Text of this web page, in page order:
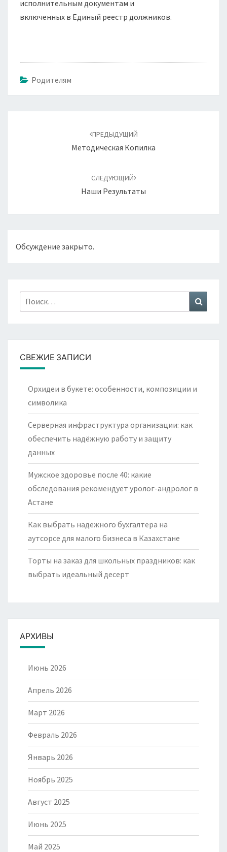
исполнительным документам и
включенных в Единый реестр должников.
Родителям
ПРЕДЫДУЩИЙ
Методическая Копилка
СЛЕДУЮЩИЙ
Наши Результаты
Обсуждение закрыто.
Найти:
СВЕЖИЕ ЗАПИСИ
Орхидеи в букете: особенности, композиции и
символика
Серверная инфраструктура организации: как
обеспечить надёжную работу и защиту
данных
Мужское здоровье после 40: какие
обследования рекомендует уролог-андролог в
Астане
Как выбрать надежного бухгалтера на
аутсорсе для малого бизнеса в Казахстане
Торты на заказ для школьных праздников: как
выбрать идеальный десерт
АРХИВЫ
Июнь 2026
Апрель 2026
Март 2026
Февраль 2026
Январь 2026
Ноябрь 2025
Август 2025
Июнь 2025
Май 2025